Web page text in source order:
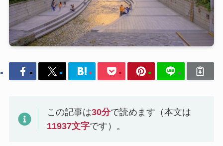
この記事は30分で読めます（本文は
11937文字です）。